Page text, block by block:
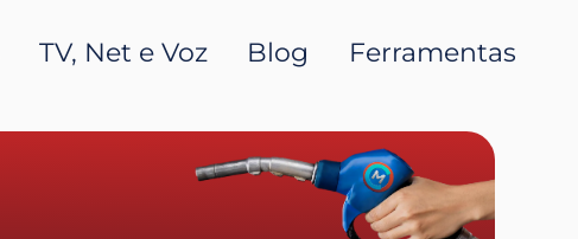
TV, Net e Voz Blog Ferramentas